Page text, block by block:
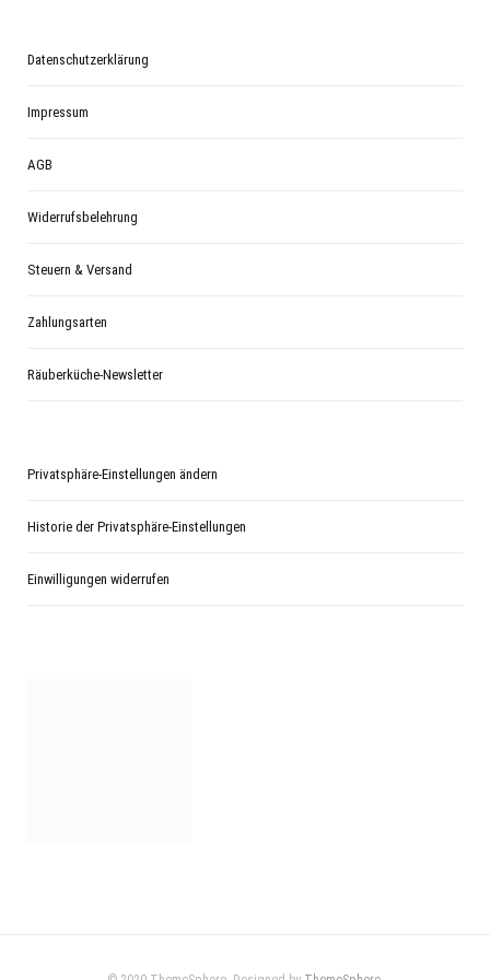
Datenschutzerklärung
Impressum
AGB
Widerrufsbelehrung
Steuern & Versand
Zahlungsarten
Räuberküche-Newsletter
Privatsphäre-Einstellungen ändern
Historie der Privatsphäre-Einstellungen
Einwilligungen widerrufen